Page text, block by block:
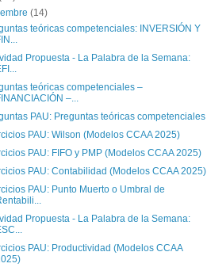
(14)
teóricas competenciales: INVERSIÓN Y
Propuesta - La Palabra de la Semana:
teóricas competenciales –
–...
PAU: Preguntas teóricas competenciales
PAU: Wilson (Modelos CCAA 2025)
PAU: FIFO y PMP (Modelos CCAA 2025)
PAU: Contabilidad (Modelos CCAA 2025)
PAU: Punto Muerto o Umbral de
Propuesta - La Palabra de la Semana:
PAU: Productividad (Modelos CCAA